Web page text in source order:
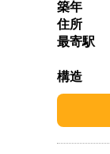
築年
住所
最寄駅
構造